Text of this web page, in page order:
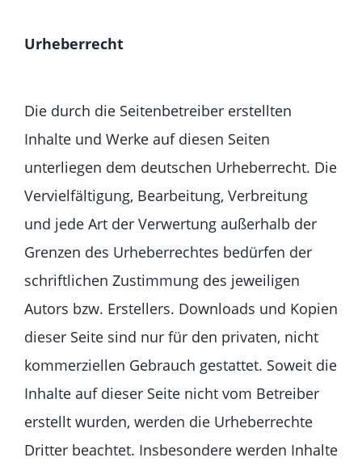
Urheberrecht
Die durch die Seitenbetreiber erstellten
Inhalte und Werke auf diesen Seiten
unterliegen dem deutschen Urheberrecht. Die
Vervielfältigung, Bearbeitung, Verbreitung
und jede Art der Verwertung außerhalb der
Grenzen des Urheberrechtes bedürfen der
schriftlichen Zustimmung des jeweiligen
Autors bzw. Erstellers. Downloads und Kopien
dieser Seite sind nur für den privaten, nicht
kommerziellen Gebrauch gestattet. Soweit die
Inhalte auf dieser Seite nicht vom Betreiber
erstellt wurden, werden die Urheberrechte
Dritter beachtet. Insbesondere werden Inhalte